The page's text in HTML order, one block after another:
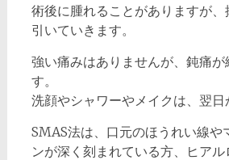
術後に腫れることがありますが
引いていきます。
強い痛みはありませんが、鈍痛が
す。
洗顔やシャワーやメイクは、翌日
SMAS法は、口元のほうれい線や
ンが深く刻まれている方、ヒアル